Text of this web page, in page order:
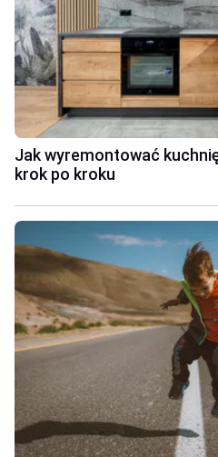
Jak wyremontować
krok po kroku